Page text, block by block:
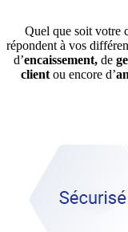
Quel que soit votre
répondent à vos
d’encaissement,de
client ou encore d’